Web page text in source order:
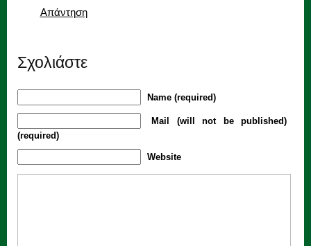
Απάντηση
Σχολιάστε
Name (required)
Mail (will not be published)
(required)
Website